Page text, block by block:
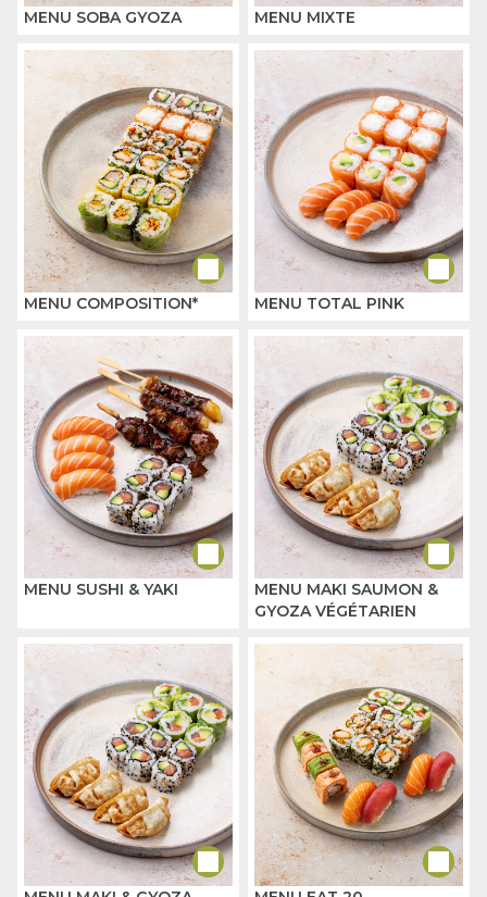
MENU SOBA GYOZA MENU MIXTE
MENU COMPOSITION* MENU TOTAL PINK
MENU SUSHI & YAKI
MENU MAKI SAUMON &
GYOZA VÉGÉTARIEN